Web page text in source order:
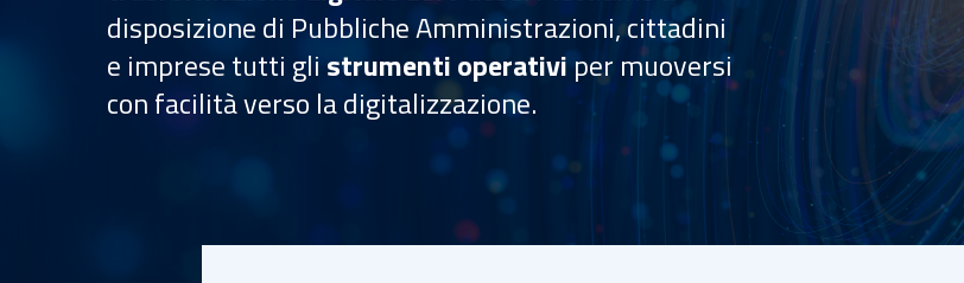
disposizione di Pubbliche Amministrazioni, cittadini
e imprese tutti gli strumenti operativiper muoversi
con facilità verso la digitalizzazione.​